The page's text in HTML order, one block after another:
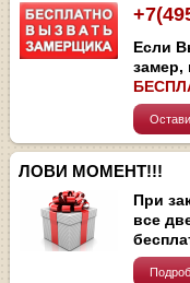
Если
замер,
ЛОВИ МОМЕНТ!!!
При
все